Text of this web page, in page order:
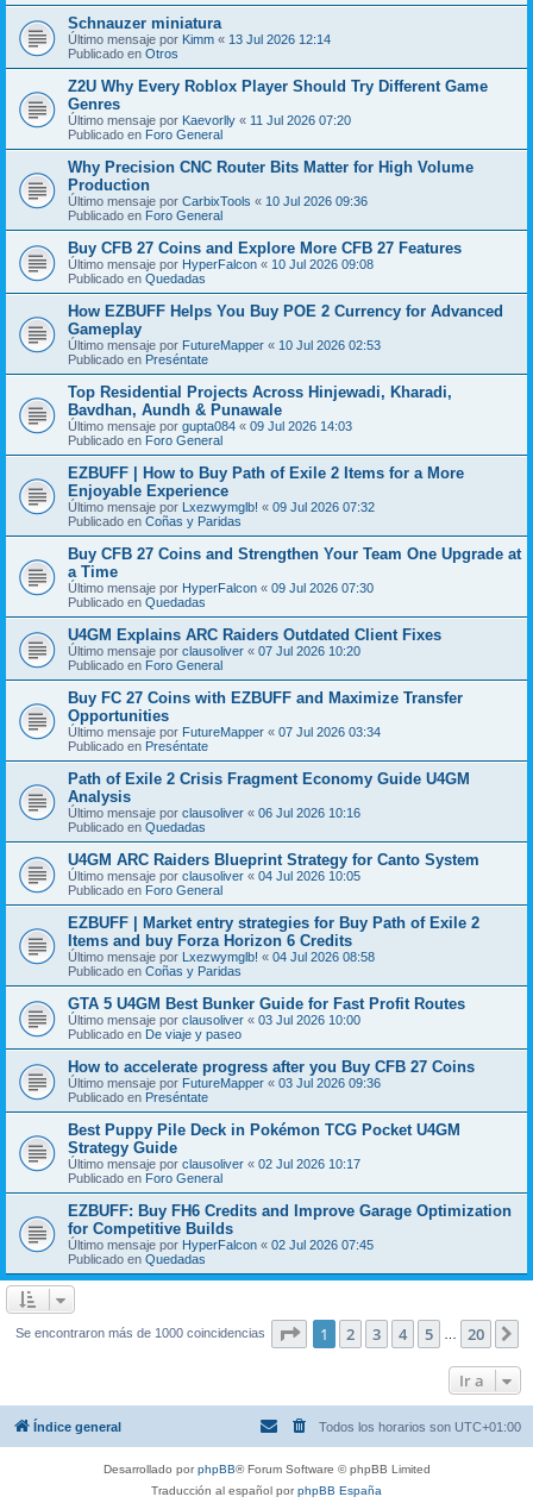
Schnauzer miniatura
Último mensaje por Kimm « 13 Jul 2026 12:14
Publicado en Otros
Z2U Why Every Roblox Player Should Try Different Game
Genres
Último mensaje por Kaevorlly « 11 Jul 2026 07:20
Publicado en Foro General
Why Precision CNC Router Bits Matter for High Volume
Production
Último mensaje por CarbixTools « 10 Jul 2026 09:36
Publicado en Foro General
Buy CFB 27 Coins and Explore More CFB 27 Features
Último mensaje por HyperFalcon « 10 Jul 2026 09:08
Publicado en Quedadas
How EZBUFF Helps You Buy POE 2 Currency for Advanced
Gameplay
Último mensaje por FutureMapper « 10 Jul 2026 02:53
Publicado en Preséntate
Top Residential Projects Across Hinjewadi, Kharadi,
Bavdhan, Aundh & Punawale
Último mensaje por gupta084 « 09 Jul 2026 14:03
Publicado en Foro General
EZBUFF | How to Buy Path of Exile 2 Items for a More
Enjoyable Experience
Último mensaje por Lxezwymglb! « 09 Jul 2026 07:32
Publicado en Coñas y Paridas
Buy CFB 27 Coins and Strengthen Your Team One Upgrade at
a Time
Último mensaje por HyperFalcon « 09 Jul 2026 07:30
Publicado en Quedadas
U4GM Explains ARC Raiders Outdated Client Fixes
Último mensaje por clausoliver « 07 Jul 2026 10:20
Publicado en Foro General
Buy FC 27 Coins with EZBUFF and Maximize Transfer
Opportunities
Último mensaje por FutureMapper « 07 Jul 2026 03:34
Publicado en Preséntate
Path of Exile 2 Crisis Fragment Economy Guide U4GM
Analysis
Último mensaje por clausoliver « 06 Jul 2026 10:16
Publicado en Quedadas
U4GM ARC Raiders Blueprint Strategy for Canto System
Último mensaje por clausoliver « 04 Jul 2026 10:05
Publicado en Foro General
EZBUFF | Market entry strategies for Buy Path of Exile 2
Items and buy Forza Horizon 6 Credits
Último mensaje por Lxezwymglb! « 04 Jul 2026 08:58
Publicado en Coñas y Paridas
GTA 5 U4GM Best Bunker Guide for Fast Profit Routes
Último mensaje por clausoliver « 03 Jul 2026 10:00
Publicado en De viaje y paseo
How to accelerate progress after you Buy CFB 27 Coins
Último mensaje por FutureMapper « 03 Jul 2026 09:36
Publicado en Preséntate
Best Puppy Pile Deck in Pokémon TCG Pocket U4GM
Strategy Guide
Último mensaje por clausoliver « 02 Jul 2026 10:17
Publicado en Foro General
EZBUFF: Buy FH6 Credits and Improve Garage Optimization
for Competitive Builds
Último mensaje por HyperFalcon « 02 Jul 2026 07:45
Publicado en Quedadas
Se encontraron más de 1000 coincidencias Página de 20
1 2 3 4 5 20
Ir a
Índice general Todos los horarios son UTC+01:00
Desarrollado porphpBB® Forum Software © phpBB Limited
Traducción al español porphpBB España